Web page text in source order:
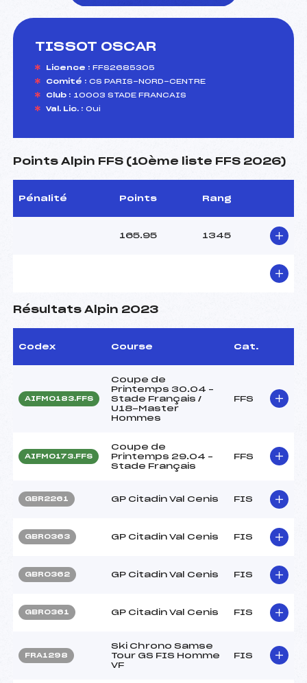
TISSOT OSCAR
Licence : FFS2685305
Comité : CS PARIS-NORD-CENTRE
Club : 10003 STADE FRANCAIS
Val. Lic. : Oui
Points Alpin FFS (10ème liste FFS 2026)
Pénalité Points Rang
165.95 1345
Résultats Alpin 2023
Codex Course Cat.
AIFM0183.FFS
Coupe de
Printemps 30.04 –
Stade Français /
U18-Master
Hommes
FFS
AIFM0173.FFS
Coupe de
Printemps 29.04 –
Stade Français
FFS
GBR2261 GP Citadin Val Cenis FIS
GBR0363 GP Citadin Val Cenis FIS
GBR0362 GP Citadin Val Cenis FIS
GBR0361 GP Citadin Val Cenis FIS
FRA1298
Ski Chrono Samse
Tour GS FIS Homme
VF
FIS